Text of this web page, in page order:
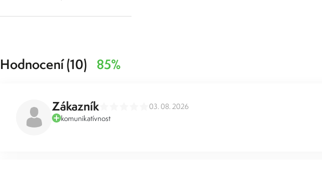
Hodnocení (10) 85%
Zákazník 03. 08. 2026
komunikatívnost